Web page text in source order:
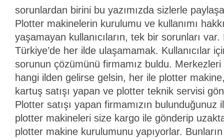
sorunlardan birini bu yazımızda sizlerle
Plotter makinelerin kurulumu ve kullanımı
yaşamayan kullanıcıların, tek bir sorunları
Türkiye’de her ilde ulaşamamak. Kullanıcılar
sorunun çözümünü firmamız buldu.
hangi ilden gelirse gelsin, her ile plotter
kartuş satışı yapan ve plotter teknik servisi
Plotter satışı yapan firmamızın bulunduğunuz
plotter makineleri size kargo ile gönderip
plotter makine kurulumunu yapıyorlar.